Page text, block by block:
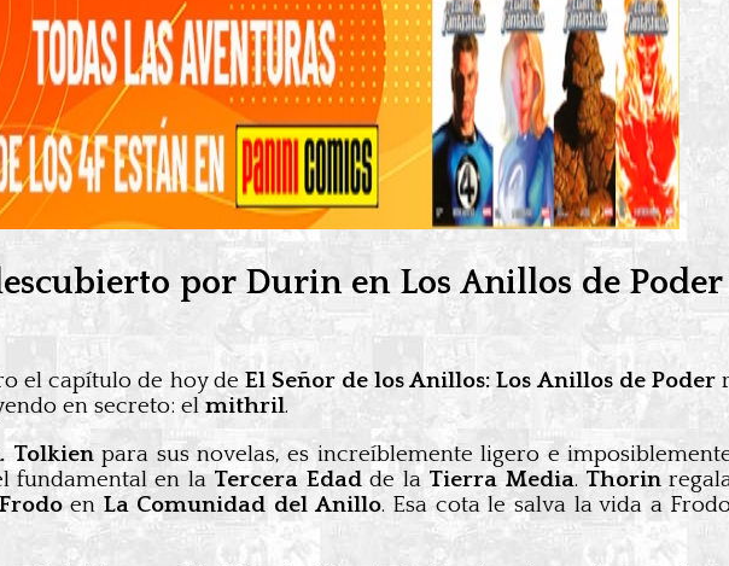
por Durin en Los Anillos de
el capítulo de hoy de El Señor de los Anillos: Los Anillos de Poder
en secreto: el mithril.
Tolkienpara sus novelas, es increíblemente ligero e
fundamental en la Tercera Edadde la Tierra Media. Thorin
Frodoen La Comunidad del Anillo. Esa cota le salva la vida a